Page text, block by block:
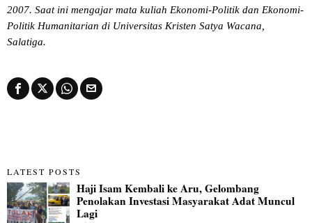
2007. Saat ini mengajar mata kuliah Ekonomi-Politik dan Ekonomi-
Politik Humanitarian di Universitas Kristen Satya Wacana,
Salatiga.
LATEST POSTS
Haji Isam Kembali ke Aru, Gelombang
Penolakan Investasi Masyarakat Adat Muncul
Lagi